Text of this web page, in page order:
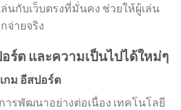
กับเว็บตรงที่มั่นคง ช่วยให้ผู้เล่น
จ่ายจริง
ร์ต และความเป็นไปได้ใหม่ๆ
กม อีสปอร์ต
การพัฒนาอย่างต่อเนื่อง เทคโนโลยี